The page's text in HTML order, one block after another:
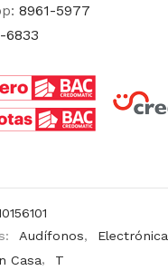
8961-5977
6833
Audífonos, Electrónica
Casa, T